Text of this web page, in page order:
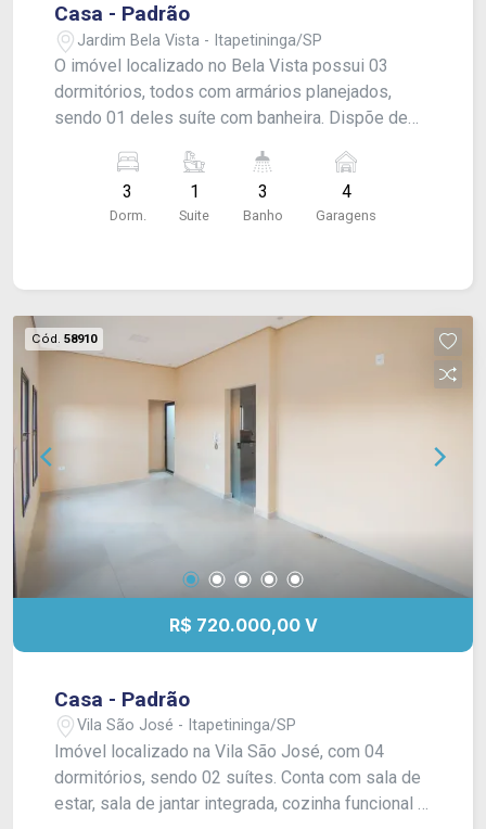
Casa - Padrão
Jardim Bela Vista - Itapetininga/SP
O imóvel localizado no Bela Vista possui 03
dormitórios, todos com armários planejados,
sendo 01 deles suíte com banheira. Dispõe de
banheiro social, e um quintal grande com
lavanderia coberta e fechada. A área gourmet
conta com churrasqueira, e o quintal é amplo, com
para 04 veículos, com entrada para mais veículos.
3
Dorm.
1
Suite
3
Banho
4
Garagens
Cód. 58910
R$ 720.000,00 V
Casa - Padrão
Vila São José - Itapetininga/SP
Imóvel localizado na Vila São José, com 04
dormitórios, sendo 02 suítes. Conta com sala de
estar, sala de jantar integrada, cozinha funcional e